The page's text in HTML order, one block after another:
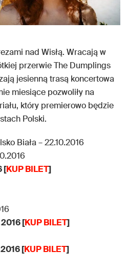
nad Wisłą. Wracają w
przerwie The Dumplings
jesienną trasą koncertowa
miesiące pozwoliły na
który premierowo będzie
Polski.
Biała – 22.10.2016
[KUP BILET]
[KUP BILET]
[KUP BILET]